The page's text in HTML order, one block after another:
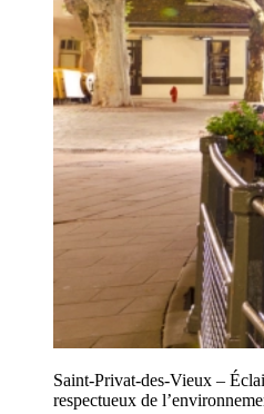
Saint-Privat-des-Vieux –
respectueux de